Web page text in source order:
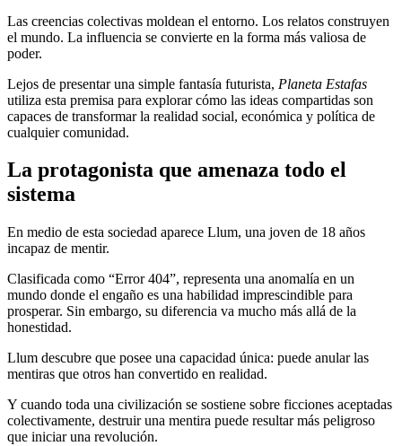
Las creencias colectivas moldean el entorno. Los relatos construyen
el mundo. La influencia se convierte en la forma más valiosa de
poder.
Lejos de presentar una simple fantasía futurista, Planeta Estafas
utiliza esta premisa para explorar cómo las ideas compartidas son
capaces de transformar la realidad social, económica y política de
cualquier comunidad.
La protagonista que amenaza todo el
sistema
En medio de esta sociedad aparece Llum, una joven de 18 años
incapaz de mentir.
Clasificada como “Error 404”, representa una anomalía en un
mundo donde el engaño es una habilidad imprescindible para
prosperar. Sin embargo, su diferencia va mucho más allá de la
honestidad.
Llum descubre que posee una capacidad única: puede anular las
mentiras que otros han convertido en realidad.
Y cuando toda una civilización se sostiene sobre ficciones aceptadas
colectivamente, destruir una mentira puede resultar más peligroso
que iniciar una revolución.